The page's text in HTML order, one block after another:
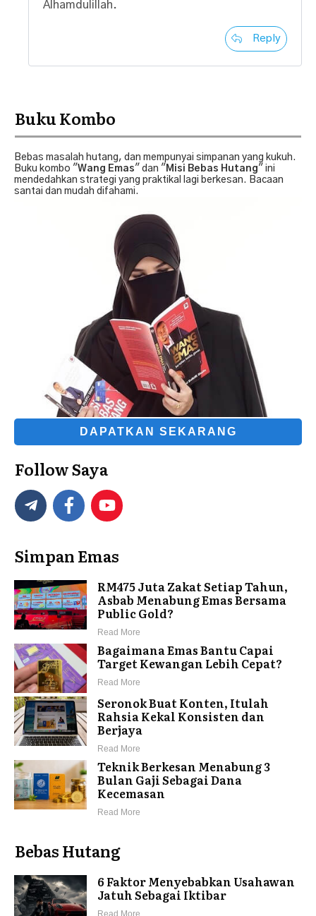
Alhamdulillah.
Reply
Buku Kombo
Bebas masalah hutang, dan mempunyai simpanan yang kukuh.
Buku kombo "Wang Emas" dan " Misi Bebas Hutang" ini
mendedahkan strategi yang praktikal lagi berkesan. Bacaan
santai dan mudah difahami.
DAPATKAN SEKARANG
Follow Saya
Simpan Emas
RM475 Juta Zakat Setiap Tahun,
Asbab Menabung Emas Bersama
Public Gold?
Read More
Bagaimana Emas Bantu Capai
Target Kewangan Lebih Cepat?
Read More
Seronok Buat Konten, Itulah
Rahsia Kekal Konsisten dan
Berjaya
Read More
Teknik Berkesan Menabung 3
Bulan Gaji Sebagai Dana
Kecemasan
Read More
Bebas Hutang
6 Faktor Menyebabkan Usahawan
Jatuh Sebagai Iktibar
Read More